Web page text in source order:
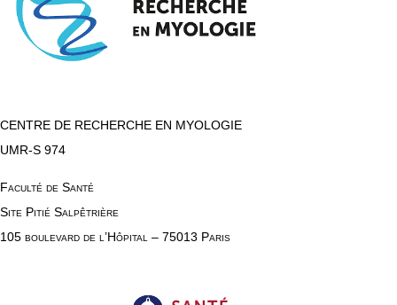
CENTRE DE RECHERCHE EN MYOLOGIE
UMR-S 974
Faculté de Santé
Site Pitié Salpêtrière
105 boulevard de l’Hôpital – 75013 Paris